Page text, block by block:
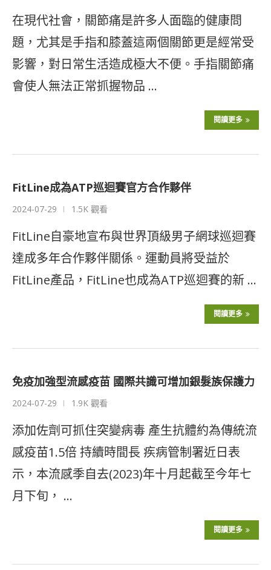
在現代社會，關節痛是許多人面臨的健康問
題，尤其是手指和膝蓋這兩個關節更是經常受
影響，對日常生活造成極大不便。手指關節痛
會使人無法正常抓握物品 …
閱讀更多
FitLine成為ATP巡迴賽官方合作夥伴
2024-07-29 1.5K 觀看
FitLine自豪地宣布與世界頂級男子網球巡迴賽
達成多年合作夥伴關係。運動員將受益於
FitLine產品，FitLine也成為ATP巡迴賽的新 …
閱讀更多
免疫加強型流感疫苗 國際共識可增加銀髮族保護力
2024-07-29 1.9K 觀看
添加佐劑可抓住突變病毒 產生抗體約為傳統流
感疫苗1.5倍 持續時間長 疾病管制署近日表
示，本流感季自去(2023)年十月起截至今年七
月下旬， …
閱讀更多